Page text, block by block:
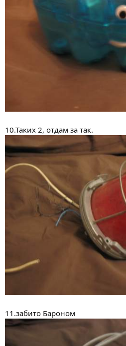
10.Таких 2, отдам за так.
11.забито Бароном